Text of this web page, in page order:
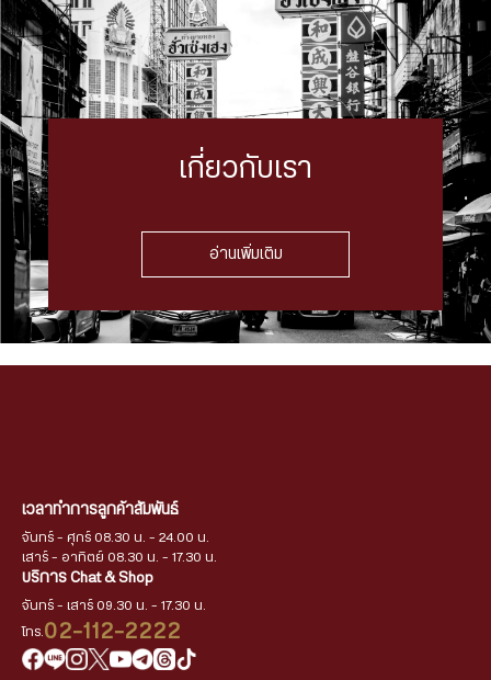
เกี่ยวกับเรา
อ่านเพิ่มเติม
เวลาทำการลูกค้าสัมพันธ์
จันทร์ - ศุกร์ 08.30 น. - 24.00 น.
เสาร์ - อาทิตย์ 08.30 น. - 17.30 น.
บริการ Chat & Shop
จันทร์ - เสาร์ 09.30 น. - 17.30 น.
โทร. 02-112-2222